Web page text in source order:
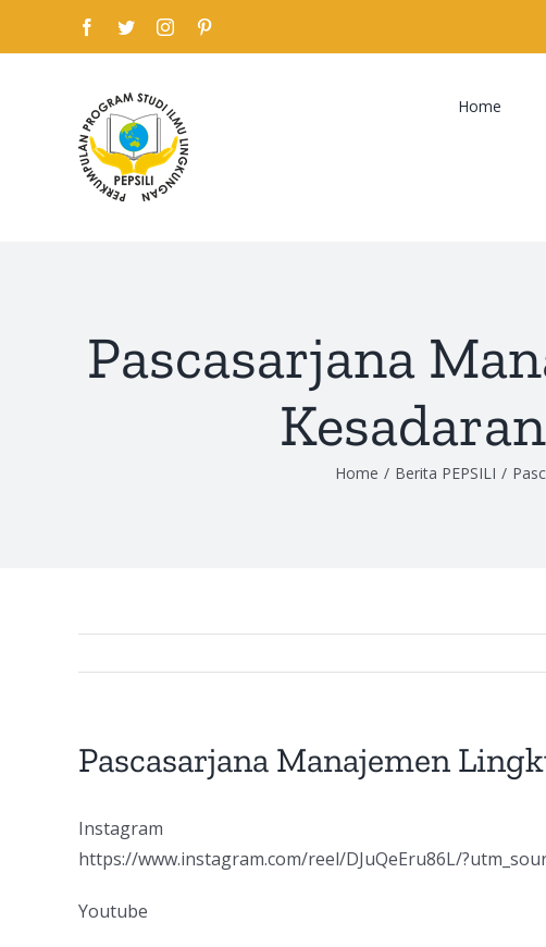
Facebook
TwitterInstagram
Home
Pascasarjana
Home / Berita PEPSILI /
Pascasarjana Manajemen
Instagram
https://www.instagram.com/reel/DJuQeEru86L/
Youtube